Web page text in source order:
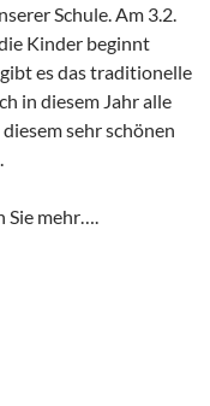
Schule. Am 3.2.
Kinder beginnt
es das traditionelle
in diesem Jahr alle
sehr schönen
Sie mehr….